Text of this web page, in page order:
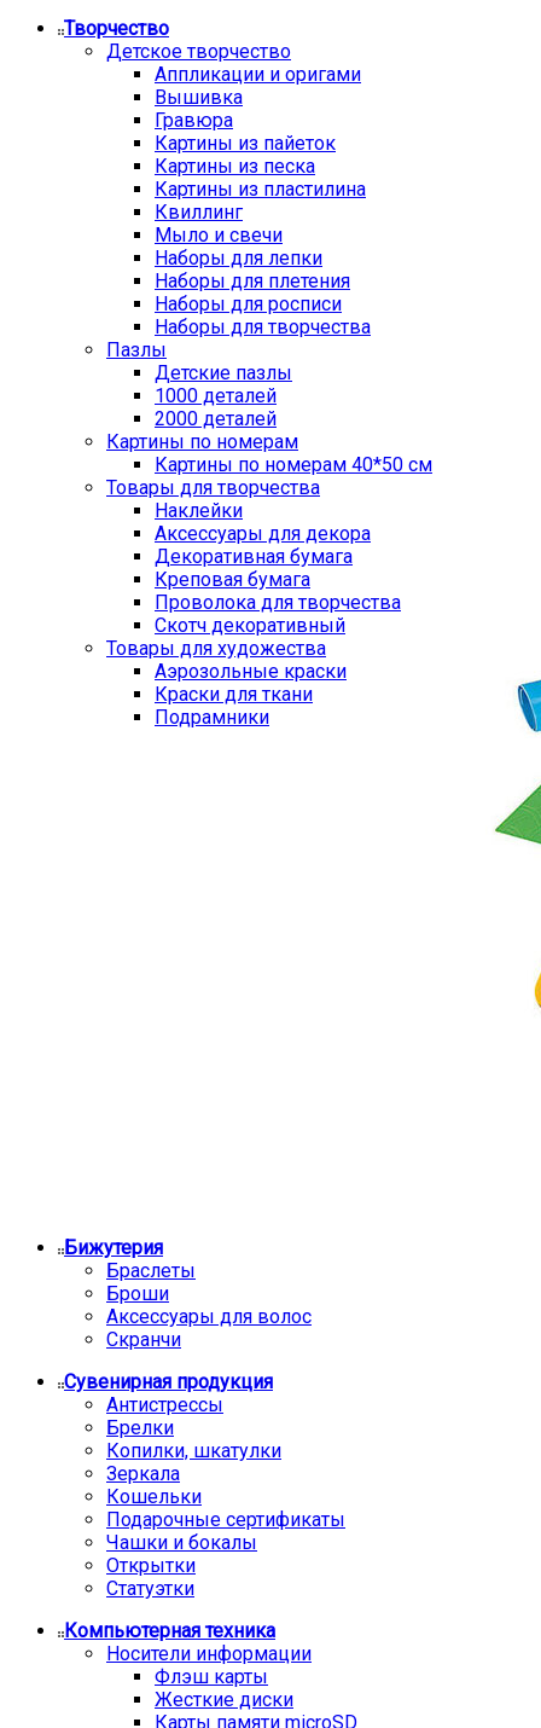
Творчество
Детское творчество
Аппликации и оригами
Вышивка
Гравюра
Картины из пайеток
Картины из песка
Картины из пластилина
Квиллинг
Мыло и свечи
Наборы для лепки
Наборы для плетения
Наборы для росписи
Наборы для творчества
Пазлы
Детские пазлы
1000 деталей
2000 деталей
Картины по номерам
Картины по номерам 40*50 см
Товары для творчества
Наклейки
Аксессуары для декора
Декоративная бумага
Креповая бумага
Проволока для творчества
Скотч декоративный
Товары для художества
Аэрозольные краски
Краски для ткани
Подрамники
Бижутерия
Браслеты
Броши
Аксессуары для волос
Скранчи
Сувенирная продукция
Антистрессы
Брелки
Копилки, шкатулки
Зеркала
Кошельки
Подарочные сертификаты
Чашки и бокалы
Открытки
Статуэтки
Компьютерная техника
Носители информации
Флэш карты
Жесткие диски
Карты памяти microSD